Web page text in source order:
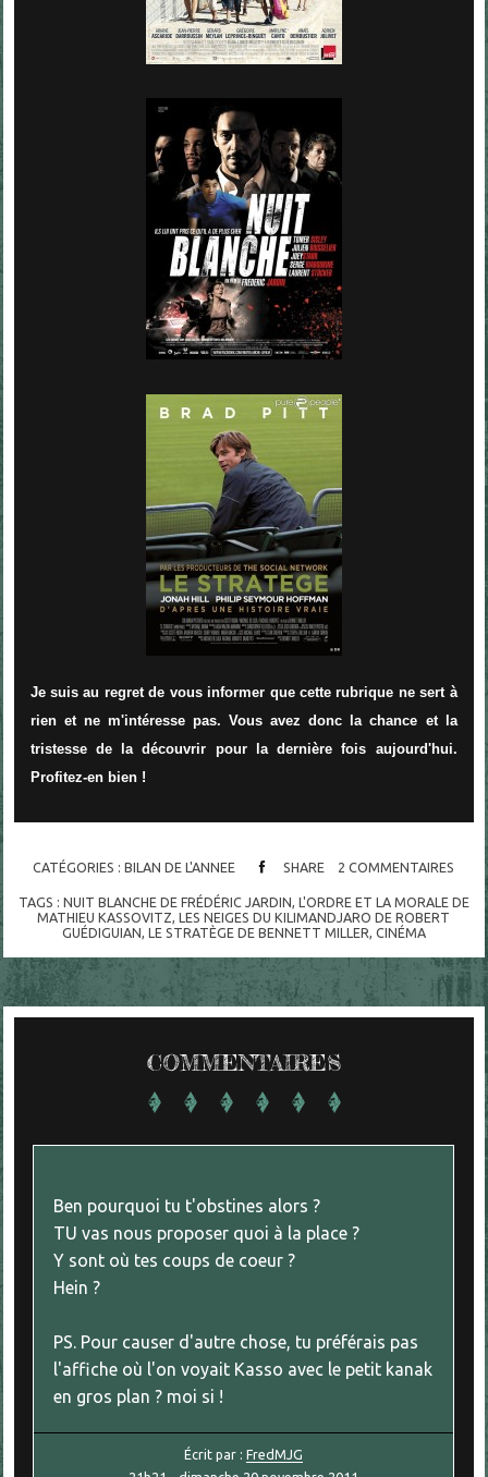
Je suis au regret de vous informer que cette rubrique ne sert à
rien et ne m'intéresse pas. Vous avez donc la chance et la
tristesse de la découvrir pour la dernière fois aujourd'hui.
Profitez-en bien !
CATÉGORIES : BILAN DE L'ANNEE SHARE 2 COMMENTAIRES
TAGS : NUIT BLANCHE DE FRÉDÉRIC JARDIN, L'ORDRE ET LA MORALE DE
MATHIEU KASSOVITZ,LES NEIGES DU KILIMANDJARO DE ROBERT
GUÉDIGUIAN, LE STRATÈGE DE BENNETT MILLER, CINÉMA
COMMENTAIRES
Ben pourquoi tu t'obstines alors ?
TU vas nous proposer quoi à la place ?
Y sont où tes coups de coeur ?
Hein ?
PS. Pour causer d'autre chose, tu préférais pas
l'affiche où l'on voyait Kasso avec le petit kanak
en gros plan ? moi si !
Écrit par :FredMJG